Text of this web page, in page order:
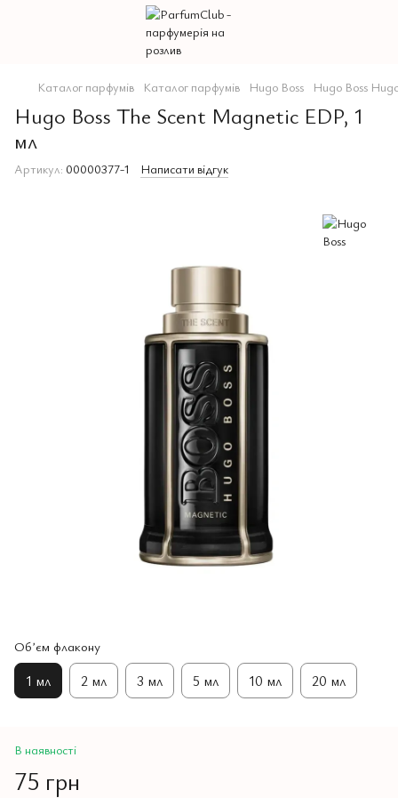
Каталог парфумів Каталог парфумів Hugo Boss Hugo Boss
Hugo Boss The Scent Magnetic EDP, 1
мл
Артикул: 00000377-1 Написати відгук
Обʼєм флакону
1 мл 2 мл 3 мл 5 мл 10 мл 20 мл
В наявності
75 грн